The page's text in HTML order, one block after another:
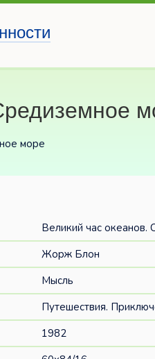
море
Великий час
Жорж Блон
Мысль
Путешествия.
1982